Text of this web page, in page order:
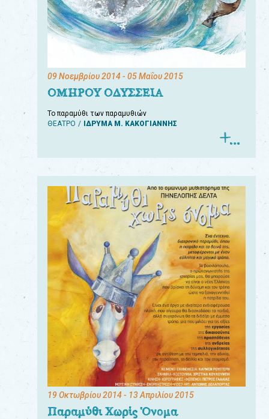
09 Νοεμβρίου 2014- 05 Μαΐου 2015
ΟΜΗΡΟΥ ΟΔΥΣΣΕΙΑ
Το παραμύθι των παραμυθιών
ΘΕΑΤΡΟ
ΙΔΡΥΜΑ Μ. ΚΑΚΟΓΙΑΝΝΗΣ
19 Οκτωβρίου 2014- 13 Απριλίου 2015
Παραμύθι Χωρίς Όνομα